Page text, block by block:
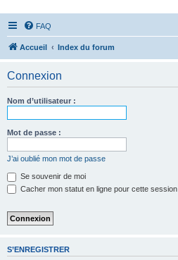
FAQ
Accueil Index du forum
Connexion
Nom d’utilisateur :
Mot de passe :
J’ai oublié mon mot de passe
Se souvenir de moi
Cacher mon statut en ligne pour cette session
S’ENREGISTRER